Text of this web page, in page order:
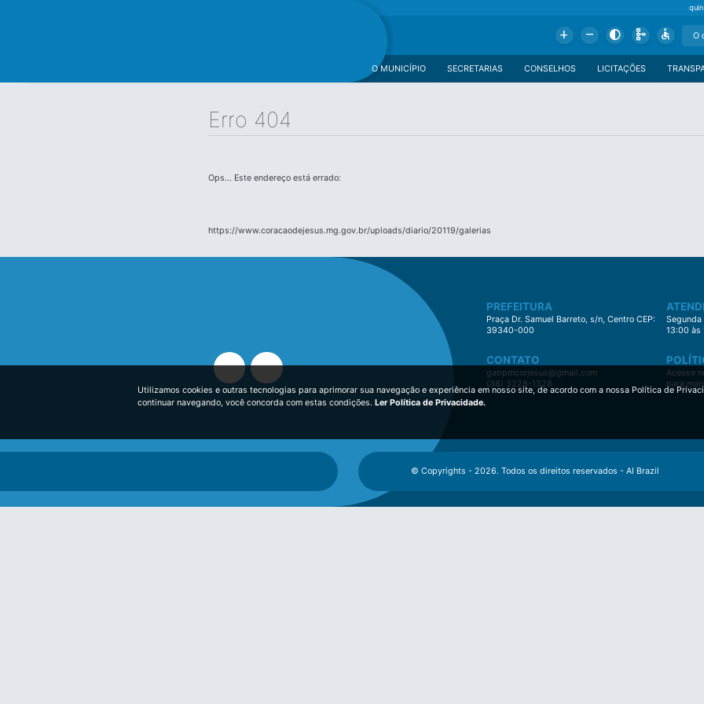
Add Remove Contrast Schema Accessible
LICITAÇÕES
CONSELHOS
SECRETARIAS
O MUNICÍPIO
Erro 404
Ops... Este endereço está errado:
https://www.coracaodejesus.mg.gov.br/uploads/diario/20119/galerias
PREFEITURA
Praça Dr. Samuel Barreto, s/n, Centro CEP:
39340-000
Segunda
13:00 às
CONTATO
gabpmcorjesus@gmail.com
(38) 3228-1328
Acesse
para
© Copyrights - 2026. Todos os direitos reservados - AI Brazil
Utilizamos cookies e outras tecnologias para aprimorar sua navegação e experiência em nosso site, de acordo com a nossa Política de
continuar navegando, você concorda com estas condições. Ler Política de Privacidade.